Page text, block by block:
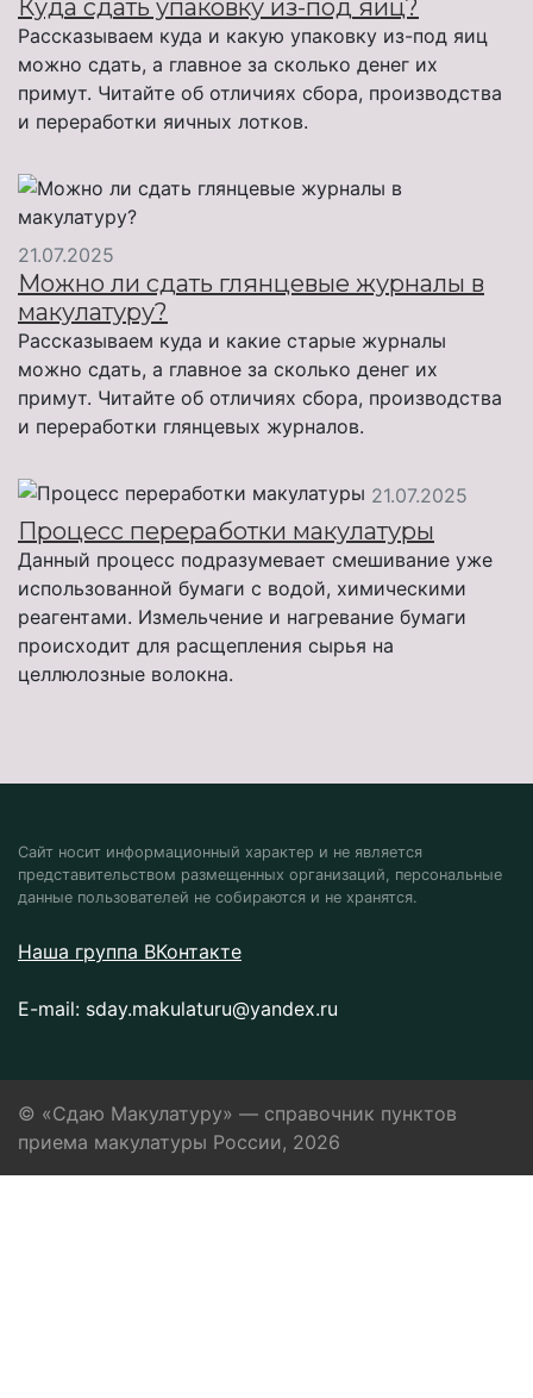
Куда сдать упаковку из-под яиц?
Рассказываем куда и какую упаковку из-под яиц
можно сдать, а главное за сколько денег их
примут. Читайте об отличиях сбора, производства
и переработки яичных лотков.
21.07.2025
Можно ли сдать глянцевые журналы в
макулатуру?
Рассказываем куда и какие старые журналы
можно сдать, а главное за сколько денег их
примут. Читайте об отличиях сбора, производства
и переработки глянцевых журналов.
21.07.2025
Процесс переработки макулатуры
Данный процесс подразумевает смешивание уже
использованной бумаги с водой, химическими
реагентами. Измельчение и нагревание бумаги
происходит для расщепления сырья на
целлюлозные волокна.
Сайт носит информационный характер и не является
представительством размещенных организаций, персональные
данные пользователей не собираются и не хранятся.
Наша группа ВКонтакте
E-mail: sday.makulaturu@yandex.ru
© «Сдаю Макулатуру» — справочник пунктов
приема макулатуры России, 2026